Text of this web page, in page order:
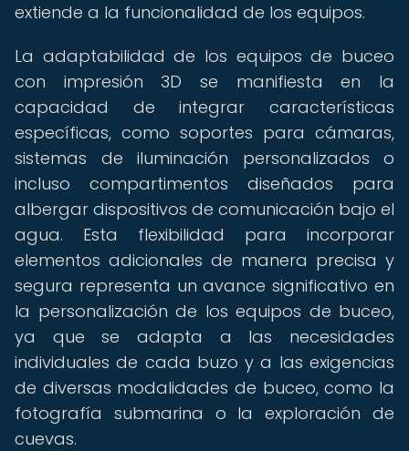
extiende a la funcionalidad de los equipos.
La adaptabilidad de los equipos de buceo
con impresión 3D se manifiesta en la
capacidad de integrar características
específicas, como soportes para cámaras,
sistemas de iluminación personalizados o
incluso compartimentos diseñados para
albergar dispositivos de comunicación bajo el
agua. Esta flexibilidad para incorporar
elementos adicionales de manera precisa y
segura representa un avance significativo en
la personalización de los equipos de buceo,
ya que se adapta a las necesidades
individuales de cada buzo y a las exigencias
de diversas modalidades de buceo, como la
fotografía submarina o la exploración de
cuevas.